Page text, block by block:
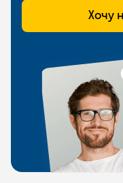
Хочу